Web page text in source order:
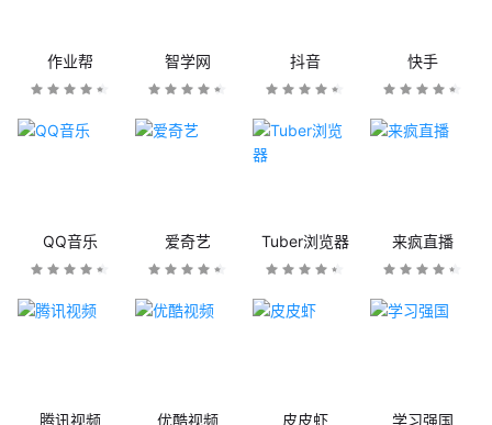
作业帮 智学网 抖音 快手
QQ音乐 爱奇艺 Tuber浏览器 来疯直播
腾讯视频 优酷视频 皮皮虾 学习强国